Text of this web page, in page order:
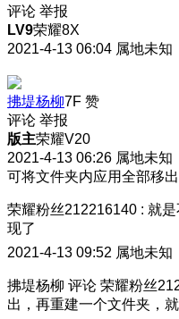
评论 举报
LV9荣耀8X
2021-4-13 06:04 属地未知
拂堤杨柳7F 赞
评论 举报
版主荣耀V20
2021-4-13 06:26 属地未知
可将文件夹内应用全部移
荣耀粉丝212216140 : 就
现了
2021-4-13 09:52 属地未知
拂堤杨柳 评论 荣耀粉丝
出，再重建一个文件夹，